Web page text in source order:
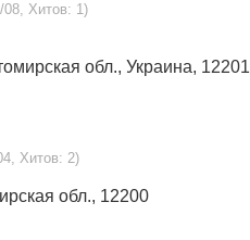
08, Хитов: 1)
обл., Украина, 12201
Хитов: 2)
обл., 12200